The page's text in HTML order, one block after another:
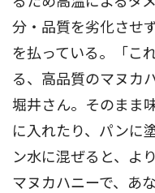
分・品質を劣化させ
を払っている。「こ
る、高品質のマヌカ
堀井さん。そのまま
に入れたり、パンに
ン水に混ぜると、よ
マヌカハニーで、あ